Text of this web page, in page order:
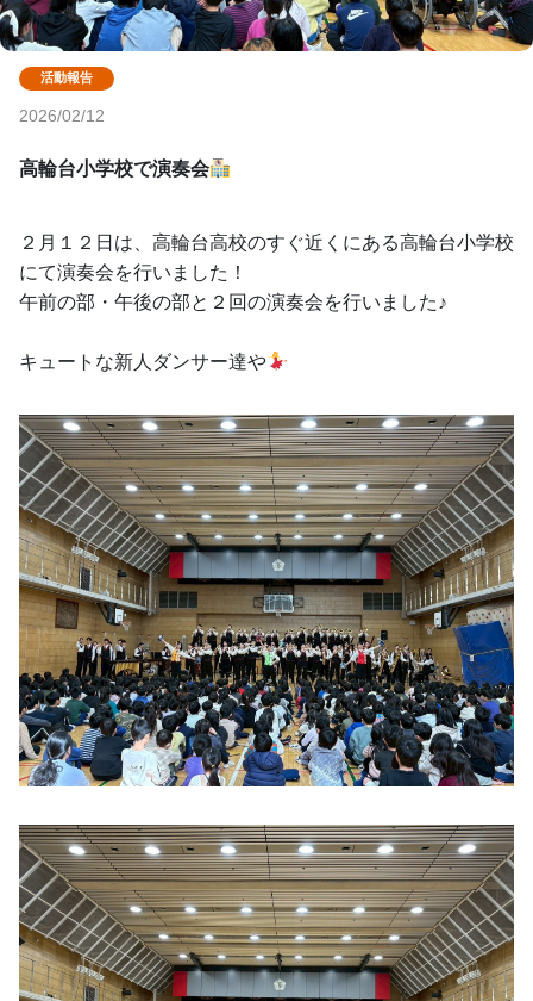
2026/02/12
高輪台小学校で演奏会
２月１２日は、高輪台高校のすぐ近くにある高輪台小学校
にて演奏会を行いました！
午前の部・午後の部と２回の演奏会を行いました♪
キュートな新人ダンサー達や